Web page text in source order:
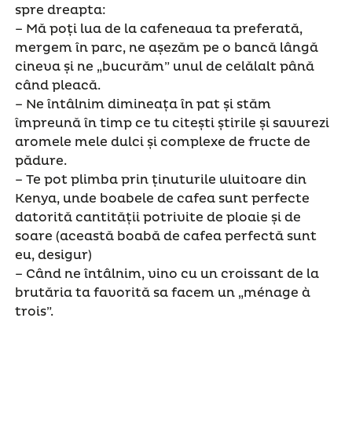
spre dreapta:
– Mă poți lua de la cafeneaua ta preferată,
mergem în parc, ne așezăm pe o bancă lângă
cineva și ne „bucurăm” unul de celălalt până
când pleacă.
– Ne întâlnim dimineața în pat și stăm
împreună în timp ce tu citești știrile și savurezi
aromele mele dulci și complexe de fructe de
pădure.
– Te pot plimba prin ținuturile uluitoare din
Kenya, unde boabele de cafea sunt perfecte
datorită cantității potrivite de ploaie și de
soare (această boabă de cafea perfectă sunt
eu, desigur)
– Când ne întâlnim, vino cu un croissant de la
brutăria ta favorită sa facem un „ménage à
trois”.